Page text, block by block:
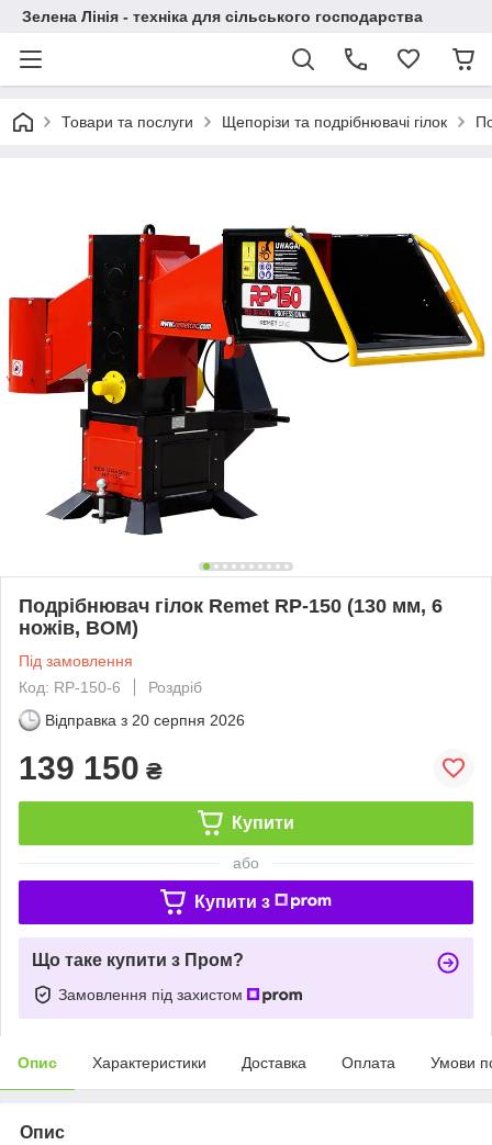
Зелена Лінія - техніка для сільського господарства
Товари та послуги Щепорізи та подрібнювачі гілок
Подрібнювач гілок Remet RP-150 (130 мм, 6
ножів, BOM)
Під замовлення
Код: RP-150-6
Роздріб
Відправка з 20 серпня 2026
139 150 ₴
Купити
або
Купити з
Що таке купити з Пром?
Замовлення під захистом
Опис Характеристики Доставка Оплата Умови
Опис